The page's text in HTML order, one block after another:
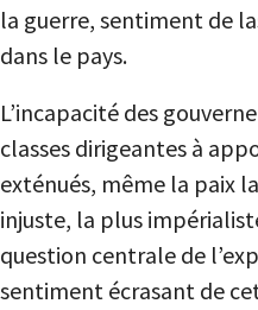
la guerre, sentiment de
dans le pays.
L’incapacité des
classes dirigeantes à
exténués, même la paix
injuste, la plus
question centrale de
sentiment écrasant de